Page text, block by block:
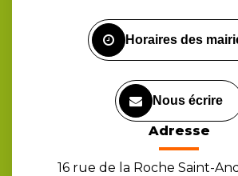
Horaires des
Nous écrire
Adresse
16 rue de la Roche Saint-